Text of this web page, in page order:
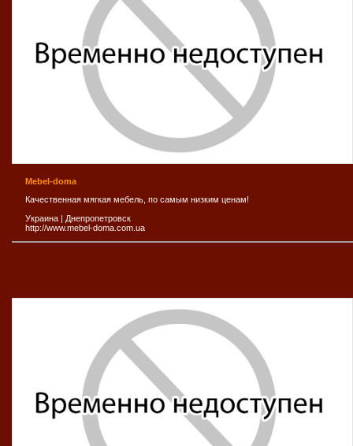
Mebel-doma
Качественная мягкая мебель, по самым низким ценам!
Украина
Днепропетровск
http://www.mebel-doma.com.ua